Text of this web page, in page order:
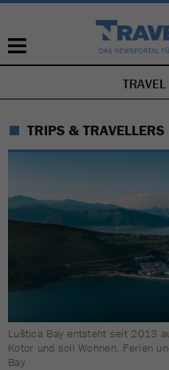
TRIPS & TRAVELLERS
Luštica Bay entsteht seit 2013
Kotor und soll Wohnen, Ferien
Bay